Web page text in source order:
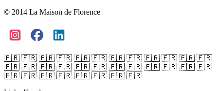
© 2014 La Maison de Florence
🇫🇷 🇫🇷 🇫🇷 🇫🇷 🇫🇷 🇫🇷 🇫🇷 🇫🇷 🇫🇷 🇫🇷 🇫🇷 🇫🇷
🇫🇷 🇫🇷 🇫🇷 🇫🇷 🇫🇷 🇫🇷 🇫🇷 🇫🇷 🇫🇷 🇫🇷 🇫🇷 🇫🇷
🇫🇷 🇫🇷 🇫🇷 🇫🇷 🇫🇷 🇫🇷 🇫🇷 🇫🇷